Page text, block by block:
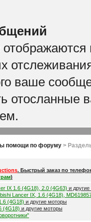
ваше
помощи по форуму>
. Быстрый заказ по
)
IX 1.6 (4G18), 2.0 (4G63) и
Lancer IX, 1.6 (4G18),
(4G18) и другие моторы
(4G18) и другие моторы